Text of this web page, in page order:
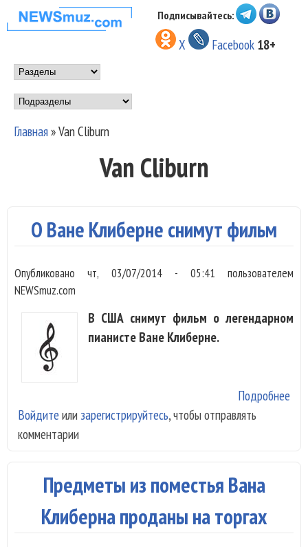
Перейти к основному
содержанию
НОВОСТИ
МУЗЫКИ И
ШОУ БИЗНЕСА
NEWSMUZ.COM
Подписывайтесь:
X Facebook 18+
Main menu
Подразделы
Главная»Van Cliburn
Van Cliburn
О Ване Клиберне снимут фильм
Опубликованочт, 03/07/2014 - 05:41 пользователем
NEWSmuz.com
В США снимут фильм о легендарном
пианисте Ване Клиберне.
Подробнее
Войдите или зарегистрируйтесь, чтобы отправлять
комментарии
Предметы из поместья Вана
Клиберна проданы на торгах